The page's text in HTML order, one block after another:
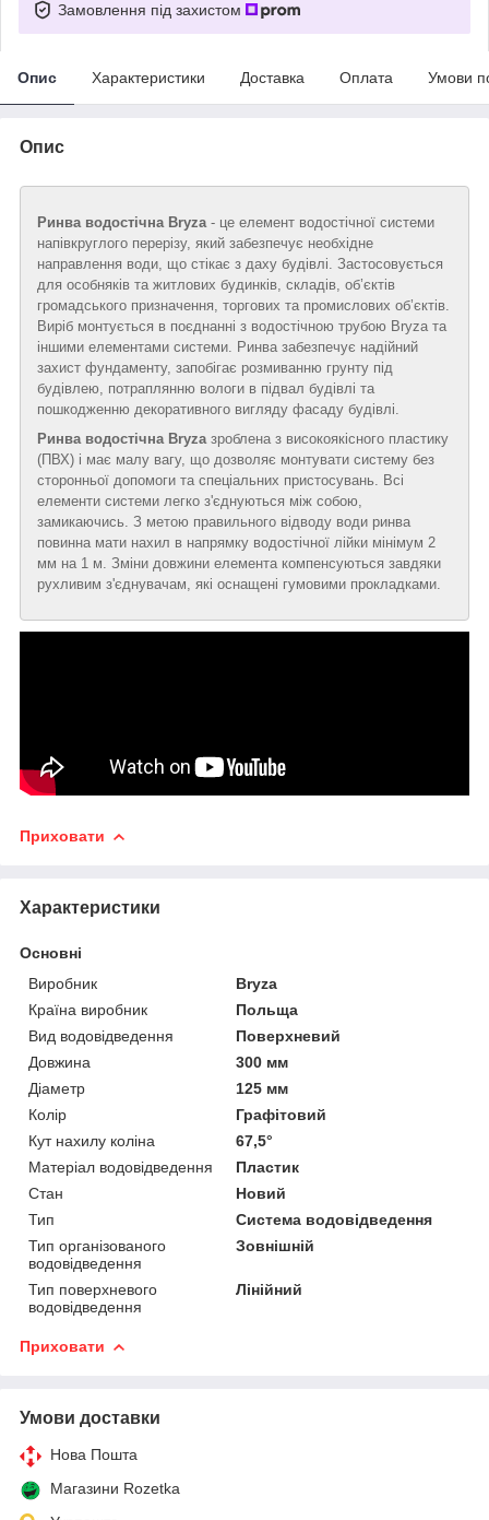
Замовлення під захистом
Опис Характеристики Доставка Оплата Умови
Опис
Ринва водостічна Bryza - це елемент водостічної системи
напівкруглого перерізу, який забезпечує необхідне
направлення води, що стікає з даху будівлі. Застосовується
для особняків та житлових будинків, складів, об’єктів
громадського призначення, торгових та промислових об’єктів.
Виріб монтується в поєднанні з водостічною трубою Bryza та
іншими елементами системи. Ринва забезпечує надійний
захист фундаменту, запобігає розмиванню грунту під
будівлею, потраплянню вологи в підвал будівлі та
пошкодженню декоративного вигляду фасаду будівлі.
Ринва водостічна Bryza зроблена з високоякісного пластику
(ПВХ) і має малу вагу, що дозволяє монтувати систему без
сторонньої допомоги та спеціальних пристосувань. Всі
елементи системи легко з'єднуються між собою,
замикаючись. З метою правильного відводу води ринва
повинна мати нахил в напрямку водостічної лійки мінімум 2
мм на 1 м. Зміни довжини елемента компенсуються завдяки
рухливим з'єднувачам, які оснащені гумовими прокладками.
Приховати
Характеристики
Основні
Виробник
Bryza
Країна виробник
Польща
Вид водовідведення
Поверхневий
Довжина
300 мм
Діаметр
125 мм
Колір
Графітовий
Кут нахилу коліна
67,5°
Матеріал водовідведення
Пластик
Стан
Новий
Тип
Система водовідведення
Тип організованого
водовідведення
Зовнішній
Тип поверхневого
водовідведення
Лінійний
Приховати
Умови доставки
Нова Пошта
Магазини Rozetka